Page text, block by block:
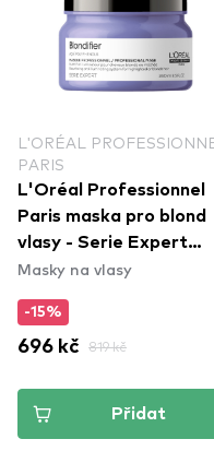
L'ORÉAL
PARIS
L'Oréal Professionnel
Paris maska pro blond
vlasy - Serie Expert
Blondifier Mask
Masky na vlasy
-15%
696 kč 819 kč
Přidat